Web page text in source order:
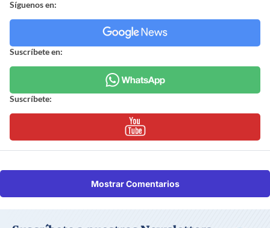
Síguenos en:
Suscríbete en:
Suscríbete:
Mostrar Comentarios